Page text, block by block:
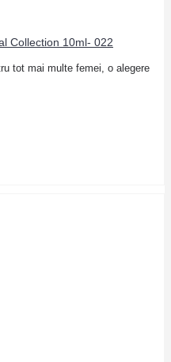
Collection 10ml- 022
tot mai multe femei, o alegere